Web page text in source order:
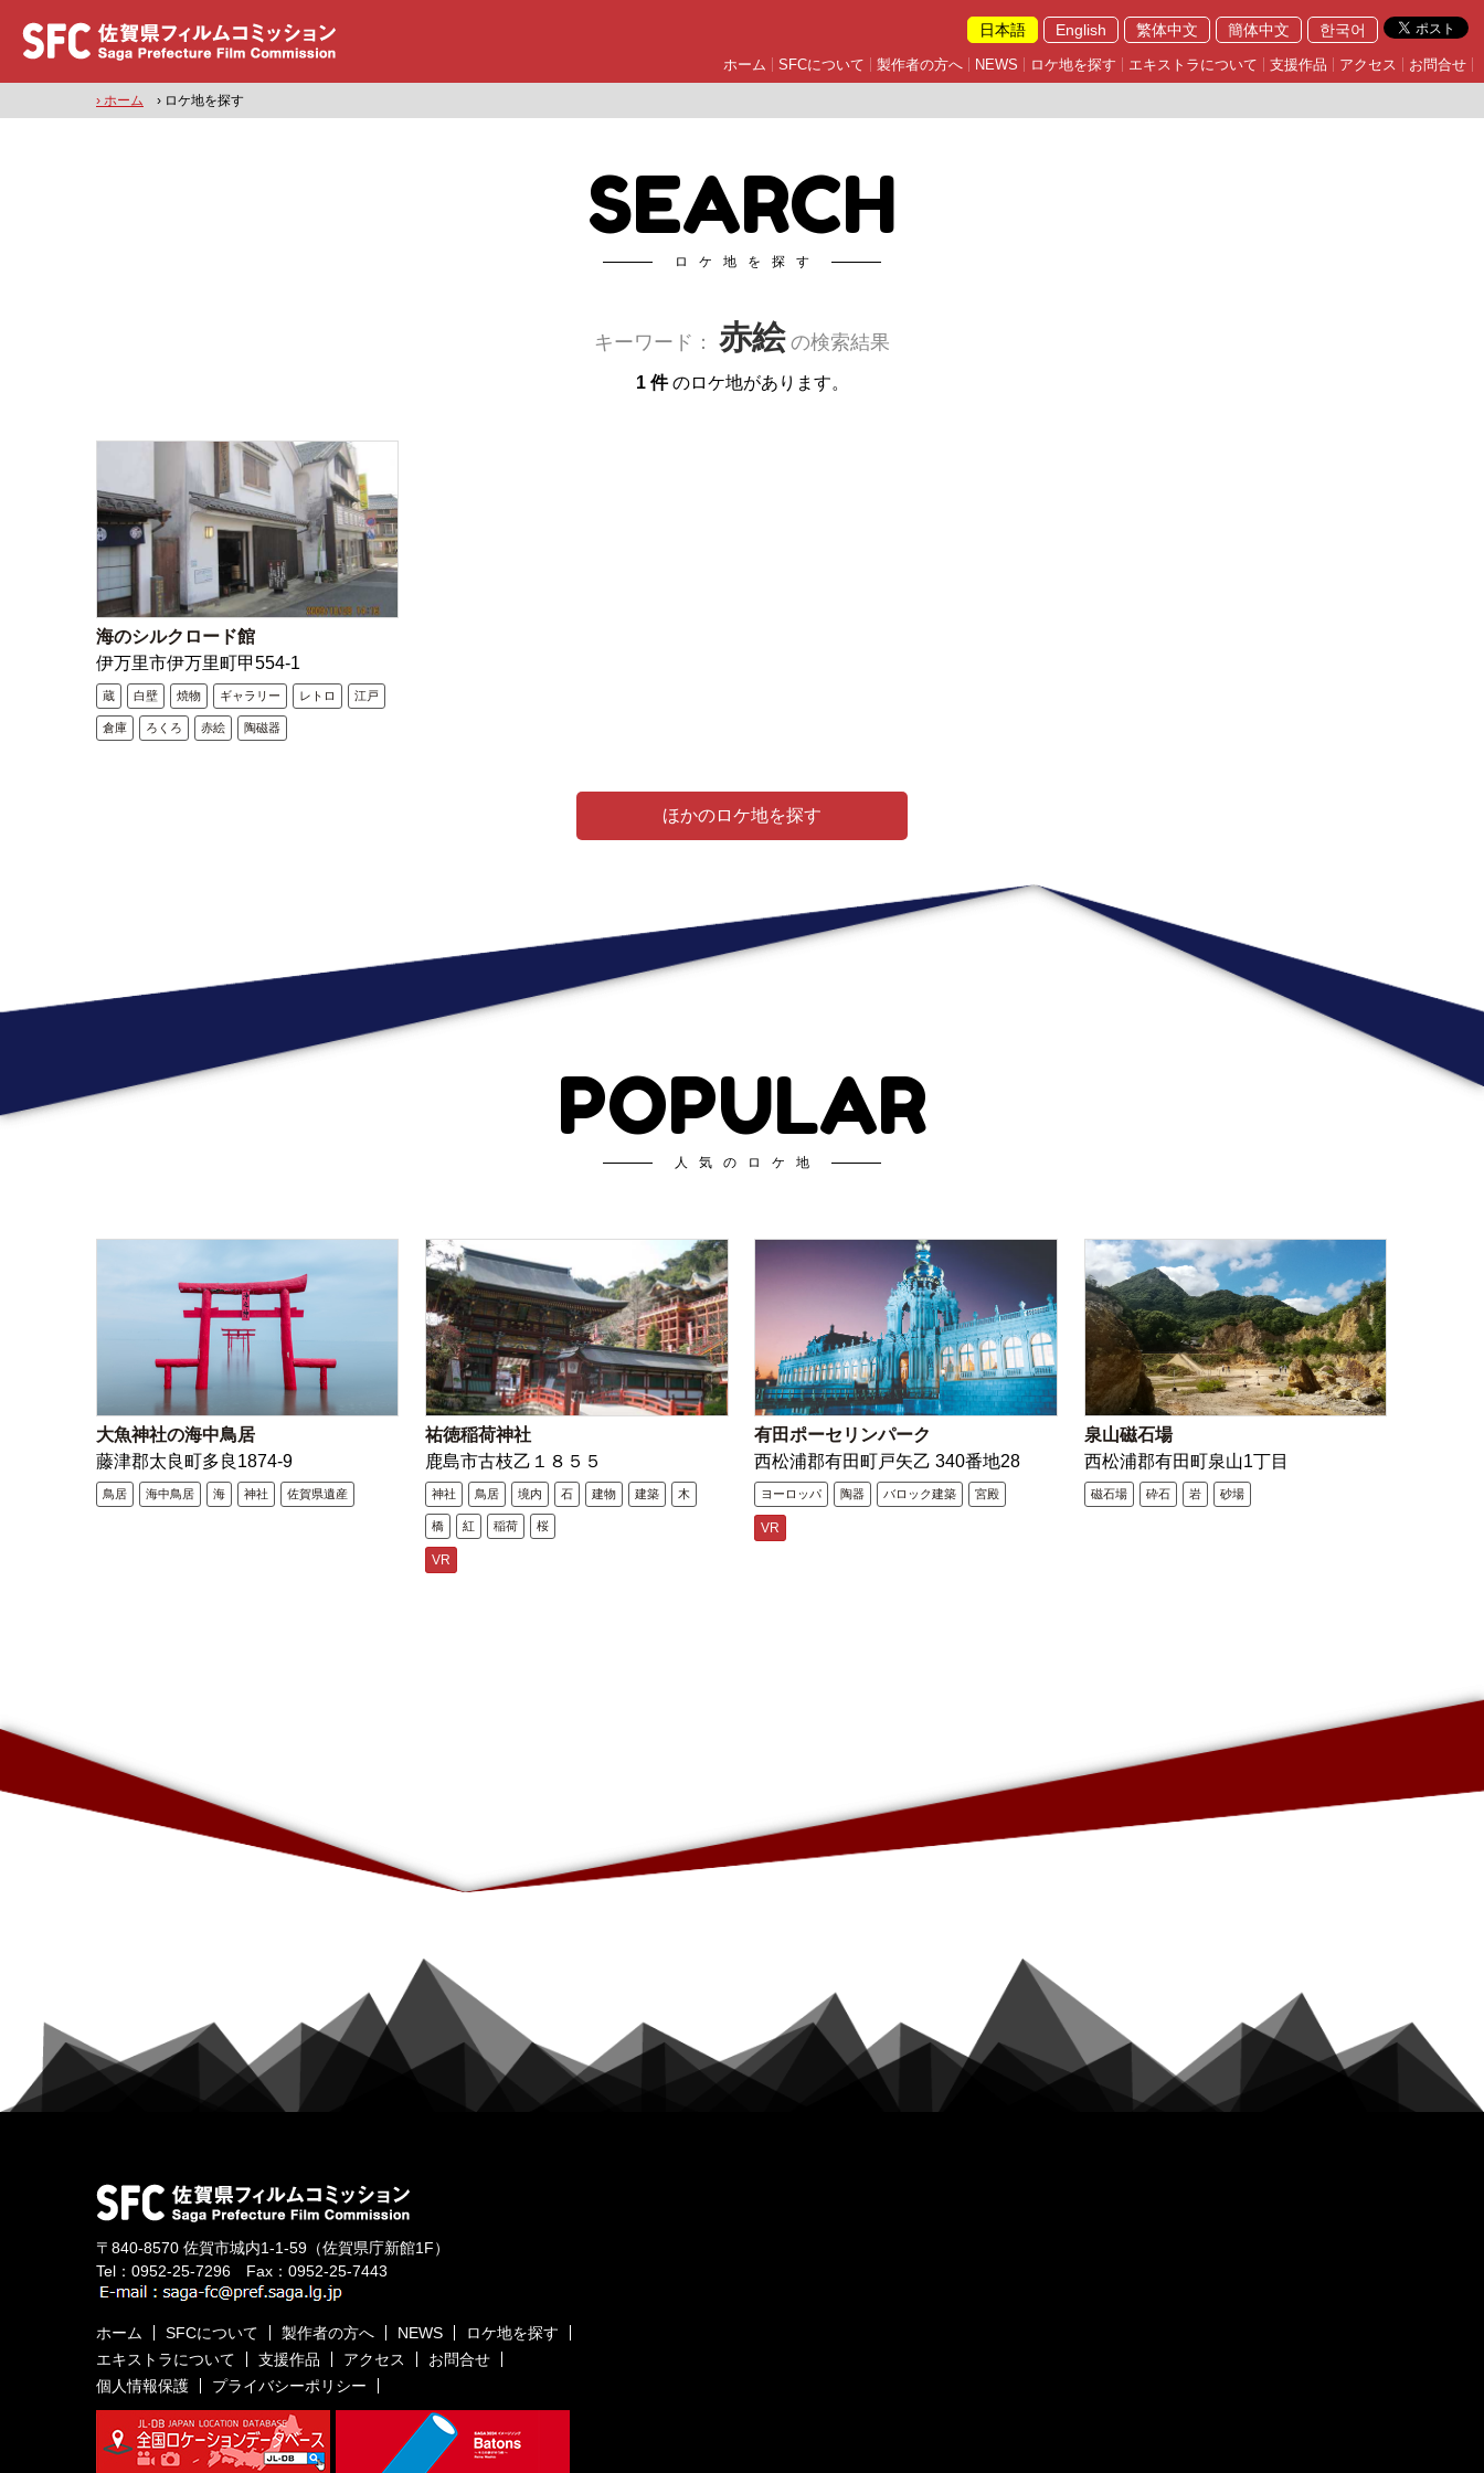
日本語 English 繁体中文 簡体中文 한국어
ホーム SFCについて 製作者の方へ NEWS ロケ地を探す エキストラについて 支援作品 アクセス お問合せ
› ホーム › ロケ地を探す
SEARCH
ロケ地を探す
キーワード： 赤絵の検索結果
1 件のロケ地があります。
海のシルクロード館
伊万里市伊万里町甲554-1
蔵 白壁 焼物 ギャラリー レトロ 江戸
倉庫 ろくろ 赤絵 陶磁器
ほかのロケ地を探す
POPULAR
人気のロケ地
大魚神社の海中鳥居
藤津郡太良町多良1874-9
鳥居 海中鳥居 海 神社 佐賀県遺産
祐徳稲荷神社
鹿島市古枝乙１８５５
神社 鳥居 境内 石 建物 建築 木
橋 紅 稲荷 桜
VR
有田ポーセリンパーク
西松浦郡有田町戸矢乙 340番地28
ヨーロッパ 陶器 バロック建築 宮殿
VR
泉山磁石場
西松浦郡有田町泉山1丁目
磁石場 砕石 岩 砂場
〒840-8570 佐賀市城内1-1-59 （佐賀県庁新館1F）
Tel： 0952-25-7296 Fax：0952-25-7443
ホーム SFCについて 製作者の方へ NEWS
ロケ地を探す
エキストラについて
支援作品 アクセス
お問合せ
個人情報保護
プライバシーポリシー